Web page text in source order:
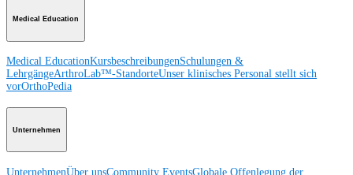
Medical Education
Medical EducationKursbeschreibungenSchulungen &
LehrgängeArthroLab™-StandorteUnser klinisches Personal stellt sich
vorOrthoPedia
Unternehmen
UnternehmenÜber unsCommunity EventsGlobale Offenlegung der